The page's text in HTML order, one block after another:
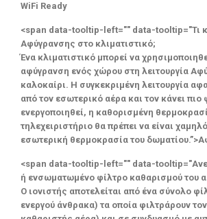
WiFi Ready
<span data-tooltip-left="" data-tooltip="Τι
Αφύγρανσης στο κλιματιστικό;
Ένα κλιματιστικό μπορεί να
αφύγρανση ενός χώρου στη λειτουργία
καλοκαίρι. Η συγκεκριμένη λειτουργία
από τον εσωτερικό αέρα και τον κάνει πιο
ενεργοποιηθεί, η καθορισμένη
τηλεχειριστήριο θα πρέπει να είναι
εσωτερική θερμοκρασία του
<span data-tooltip-left="" data-
ή ενσωματωμένο φίλτρο καθαρισμού του
Ο ιονιστής αποτελείται από ένα σύνολο
ενεργού άνθρακα) τα οποία φιλτράρουν